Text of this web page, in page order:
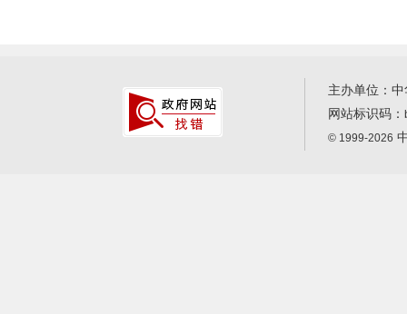
主办单位：
网站标识码：
© 1999-2026